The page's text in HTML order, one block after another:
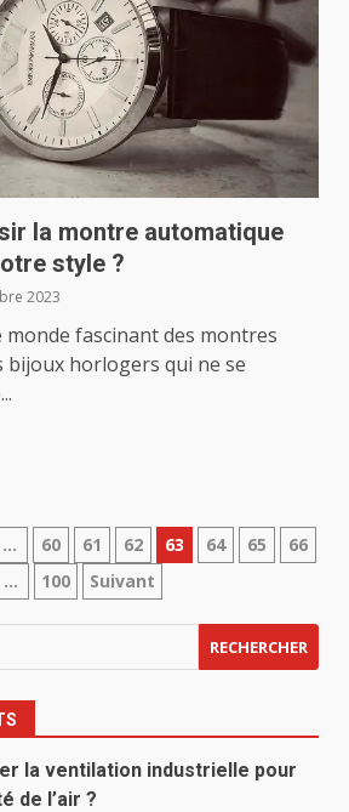
la montre automatique
style ?
2023
monde fascinant des montres
bijoux horlogers qui ne se
… 60 61 62 63 64 65
66
…
100 Suivant
la ventilation industrielle pour
de l’air ?